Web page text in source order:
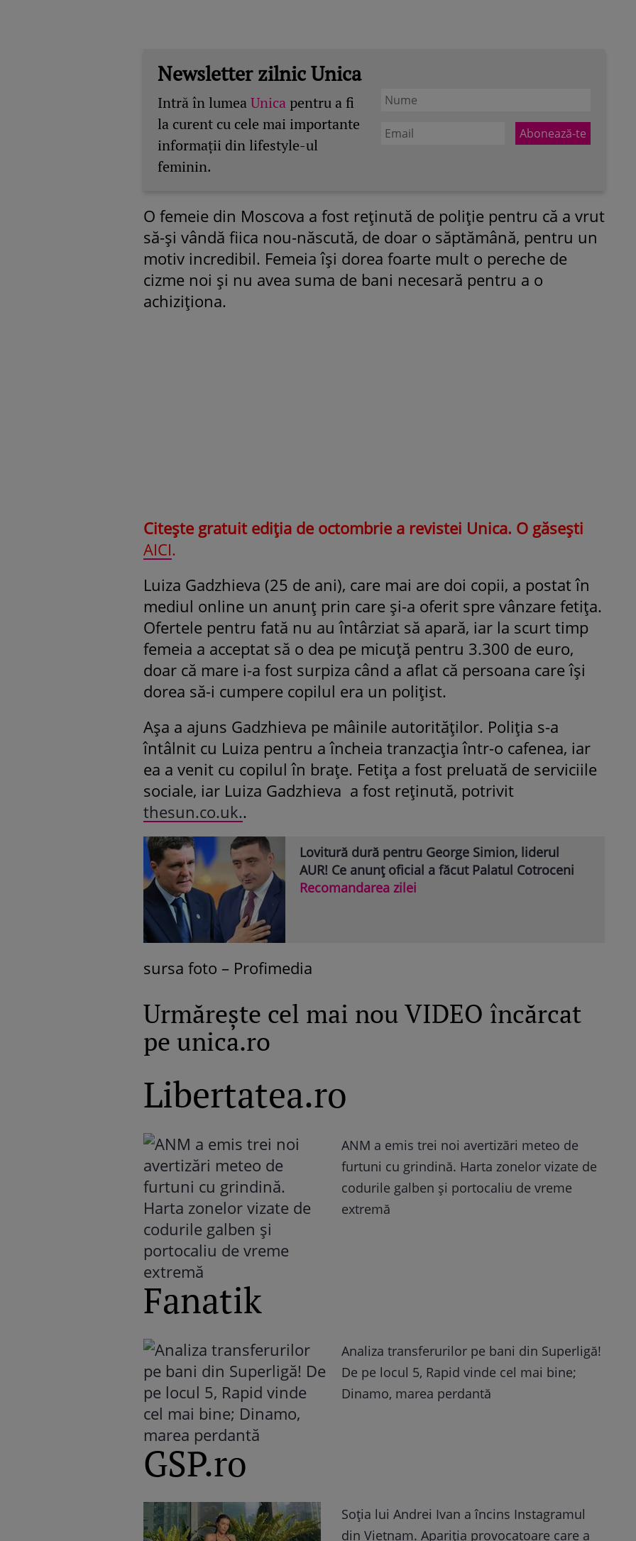
Newsletter zilnic Unica
Intră în lumeaUnica pentru a fi
la curent cu cele mai importante
informații din lifestyle-ul
feminin.
O femeie din Moscova a fost reținută de poliție pentru că a vrut
să-și vândă fiica nou-născută, de doar o săptămână, pentru un
motiv incredibil. Femeia își dorea foarte mult o pereche de
cizme noi și nu avea suma de bani necesară pentru a o
achiziționa.
Citește gratuit ediția de octombrie a revistei Unica. O găsești
AICI.
Luiza Gadzhieva (25 de ani), care mai are doi copii, a postat în
mediul online un anunț prin care și-a oferit spre vânzare fetița.
Ofertele pentru fată nu au întârziat să apară, iar la scurt timp
femeia a acceptat să o dea pe micuță pentru 3.300 de euro,
doar că mare i-a fost surpiza când a aflat că persoana care își
dorea să-i cumpere copilul era un polițist.
Așa a ajuns Gadzhieva pe mâinile autorităților. Poliția s-a
întâlnit cu Luiza pentru a încheia tranzacția într-o cafenea, iar
ea a venit cu copilul în brațe. Fetița a fost preluată de serviciile
sociale, iar Luiza Gadzhieva a fost reținută, potrivit
thesun.co.uk..
Lovitură dură pentru George Simion, liderul
AUR! Ce anunț oficial a făcut Palatul Cotroceni
Recomandarea zilei
sursa foto – Profimedia
Urmăreşte cel mai nou VIDEO încărcat
pe unica.ro
Libertatea.ro
ANM a emis trei noi avertizări meteo de
furtuni cu grindină. Harta zonelor vizate de
codurile galben și portocaliu de vreme
extremă
Fanatik
Analiza transferurilor pe bani din Superligă!
De pe locul 5, Rapid vinde cel mai bine;
Dinamo, marea perdantă
GSP.ro
Soția lui Andrei Ivan a încins Instagramul
din Vietnam. Apariția provocatoare care a